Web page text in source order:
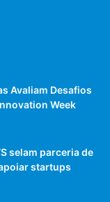
Avaliam Desafios
Week
selam parceria de
startups